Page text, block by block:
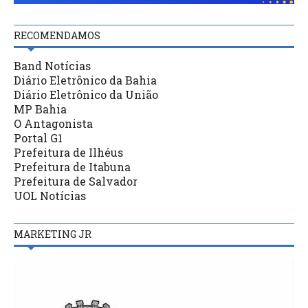
RECOMENDAMOS
Band Notícias
Diário Eletrônico da Bahia
Diário Eletrônico da União
MP Bahia
O Antagonista
Portal G1
Prefeitura de Ilhéus
Prefeitura de Itabuna
Prefeitura de Salvador
UOL Notícias
MARKETING JR